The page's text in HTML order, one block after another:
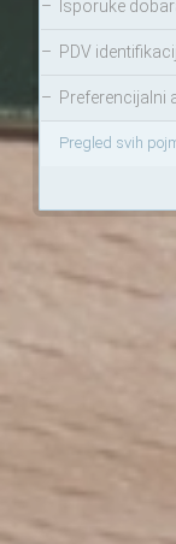
– Isporuke
– PDV
– Preferencijalni
Pregled svih